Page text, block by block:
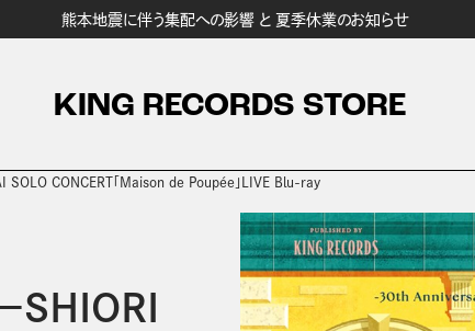
熊本地震に伴う集配への影響 と 夏季休業のお知らせ
KING RECORDS STORE
CONCERT「Maison de Poupée」LIVE Blu-ray